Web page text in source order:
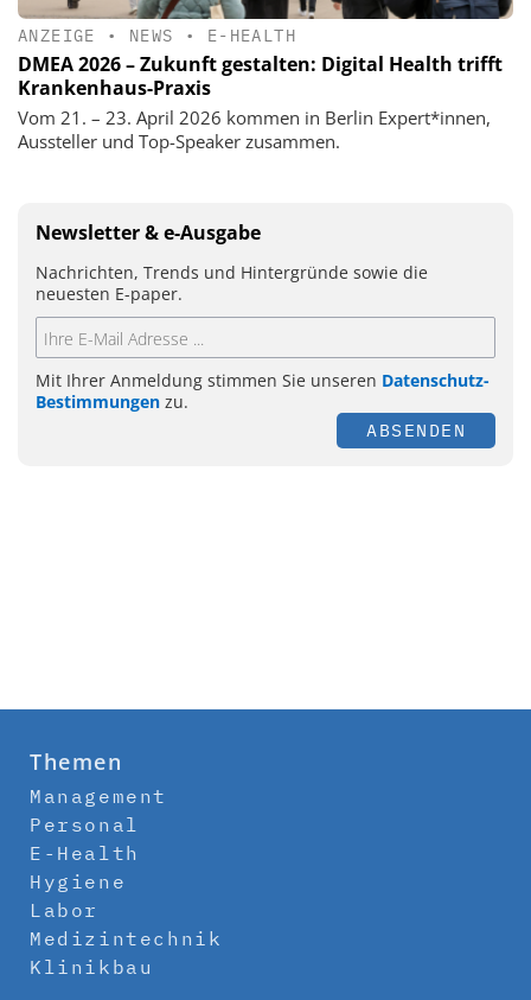
ANZEIGE • NEWS • E-HEALTH
DMEA 2026 – Zukunft gestalten: Digital Health trifft
Krankenhaus-Praxis
Vom 21. – 23. April 2026 kommen in Berlin Expert*innen,
Aussteller und Top-Speaker zusammen.
Newsletter & e-Ausgabe
Nachrichten, Trends und Hintergründe sowie die
neuesten E-paper.
Mit Ihrer Anmeldung stimmen Sie unseren Datenschutz-
Bestimmungen zu.
ABSENDEN
Themen
Management
Personal
E-Health
Hygiene
Labor
Medizintechnik
Klinikbau